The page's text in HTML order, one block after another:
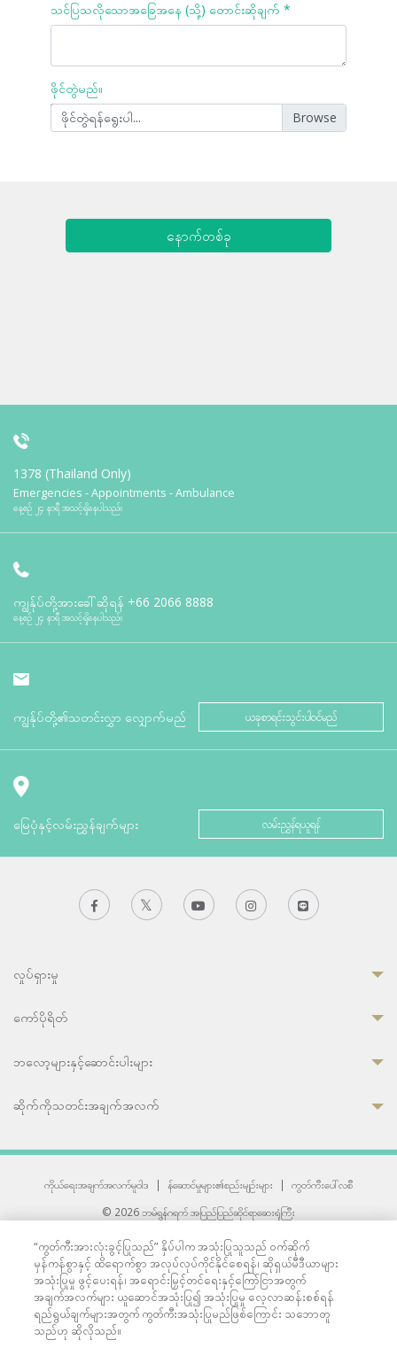
သင်ပြသလိုသောအခြေအနေ (သို့) တောင်းဆိုချက် *
ဖိုင်တွဲမည်။
ဖိုင်တွဲရန်ရွေးပါ...
နောက်တစ်ခု
1378 (Thailand Only)
Emergencies - Appointments - Ambulance
နေ့စဉ် ၂၄ နာရီ အသင့်ရှိနေပါသည်။
ကျွန်ုပ်တို့အားခေါ်ဆိုရန် +66 2066 8888
နေ့စဉ် ၂၄ နာရီ အသင့်ရှိနေပါသည်။
ကျွန်ုပ်တို့၏သတင်းလွှာ လျှောက်မည် ယခုစာရင်းသွင်းပါဝင်မည်
မြေပုံနှင့်လမ်းညွှန်ချက်များ လမ်းညွှန်ရယူရန်
လှုပ်ရှားမှု
ကော်ပိုရိတ်
ဘလော့များနှင့်ဆောင်းပါးများ
ဆိုက်ကိုသတင်းအချက်အလက်
ကိုယ်ရေးအချက်အလက်မူဝါဒ | န်ဆောင်မှုများ၏စည်းမျဉ်းများ |
ကွတ်ကီးပေါ်လစီ
© 2026 ဘမ်ရွန်ဂရက် အပြည်ပြည်ဆိုင်ရာဆေးရုံကြီး
33 Sukhumvit 3, Wattana, Bangkok 10110 Thailand.
All rights reserved.
“ကွတ်ကီးအားလုံးခွင့်ပြုသည်” နှိပ်ပါက အသုံးပြုသူသည် ဝက်ဆိုက်
မှန်ကန်စွာနှင့် ထိရောက်စွာ အလုပ်လုပ်ကိုင်နိုင်စေရန်၊ ဆိုရှယ်မီဒီယာများ
အသုံးပြုမှု ဖွင့်ပေးရန်၊ အရောင်းမြှင့်တင်ရေးနှင့်ကြော်ငြာအတွက်
အချက်အလက်များ ယူဆောင်အသုံးပြု၍ အသုံးပြုမှု လေ့လာဆန်းစစ်ရန်
ရည်ရွယ်ချက်များအတွက် ကွတ်ကီးအသုံးပြုမည်ဖြစ်ကြောင်း သဘောတူ
သည်ဟု ဆိုလိုသည်။